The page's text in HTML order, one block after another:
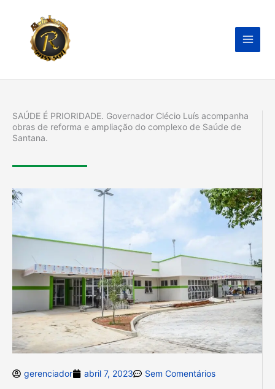
conteúdo
SAÚDE É PRIORIDADE. Governador Clécio Luís acompanha
obras de reforma e ampliação do complexo de Saúde de
Santana.
gerenciador abril 7, 2023 Sem Comentários